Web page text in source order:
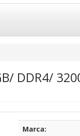
DDR4/
Marca: